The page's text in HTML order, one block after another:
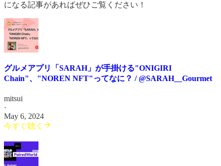
になる記事があればぜひご覧ください！
グルメアプリ「SARAH」が手掛ける"ONIGIRI
Chain"、"NOREN NFT"ってなに？ / @SARAH__Gourmet
mitsui
·
May 6, 2024
今すぐ聴く